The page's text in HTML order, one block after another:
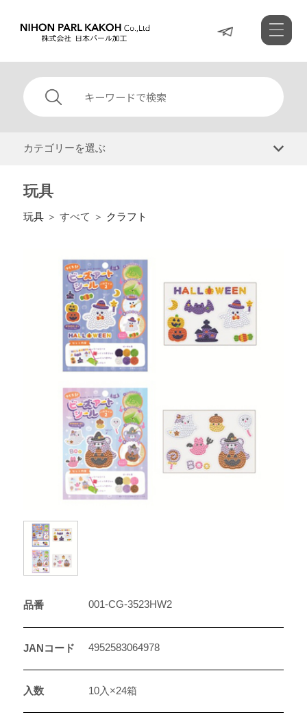
カテゴリーを選ぶ
玩具
玩具＞ すべて ＞ クラフト
品番 001-CG-3523HW2
JANコード 4952583064978
入数 10入×24箱